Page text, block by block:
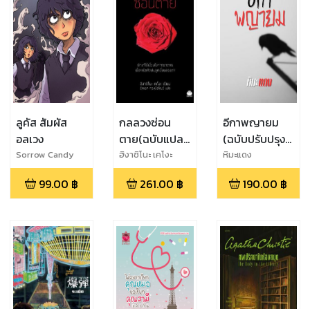
ลูคัส สัมผัส
อลเวง
Sorrow Candy
99.00 ฿
กลลวงซ่อน
ตาย(ฉบับแปล
ใหม่)
ฮิงาชิโนะ เคโงะ
261.00 ฿
อีกาพญายม
(ฉบับปรับปรุง
ครั้งที่ 3)
หิมะแดง
190.00 ฿